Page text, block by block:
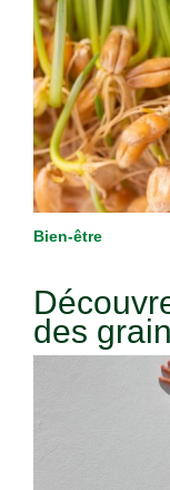
Bien-être
des